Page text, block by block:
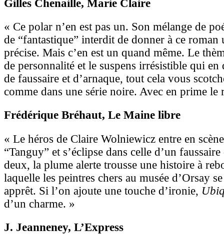
Gilles Chenaille, Marie Claire
« Ce polar n’en est pas un. Son mélange de
de “fantastique” interdit de donner à ce roman
précise. Mais c’en est un quand même. Le
de personnalité et le suspens irrésistible qui en
de faussaire et d’arnaque, tout cela vous
comme dans une série noire. Avec en prime
Frédérique Bréhaut, Le Maine libre
« Le héros de Claire Wolniewicz entre en
“Tanguy” et s’éclipse dans celle d’un
deux, la plume alerte trousse une histoire à
laquelle les peintres chers au musée d’Orsay
apprêt. Si l’on ajoute une touche d’ironie,
d’un charme. »
J. Jeanneney, L’Express